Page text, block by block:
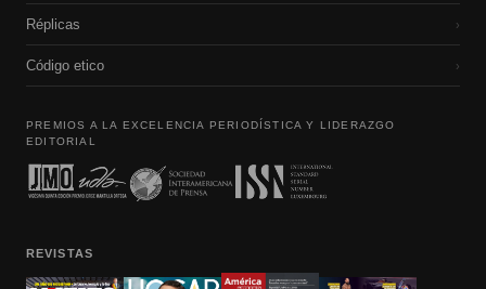
Réplicas ›
Código etico ›
PREMIOS A LA EXCELENCIA PERIODÍSTICA Y LIDERAZGO
EDITORIAL
REVISTAS